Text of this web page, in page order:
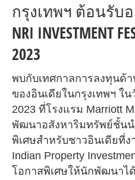
กรุงเทพฯ ต้อนรับ
NRI INVESTMENT
2023
พบกับเทศกาลการลงทุนด้
ของอินเดียในกรุงเทพฯ ใ
2023 ที่โรงแรม Marriott
พัฒนาอสังหาริมทรัพย์ชั้นน
พิเศษสำหรับชาวอินเดียที่ง
Indian Property
โอกาสพิเศษให้นักพัฒนาไ